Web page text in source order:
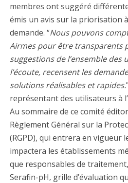
membres ont suggéré
émis un avis sur la priorisation
demande. “Nous pouvons
Airmes pour être transparents
suggestions de l’ensemble des
l’écoute, recensent les
solutions réalisables et rapides.
représentant des utilisateurs à
Au sommaire de ce comité
Règlement Général sur la
(RGPD), qui entrera en vigueur
impactera les établissements
que responsables de
Serafin-pH, grille d’évaluation